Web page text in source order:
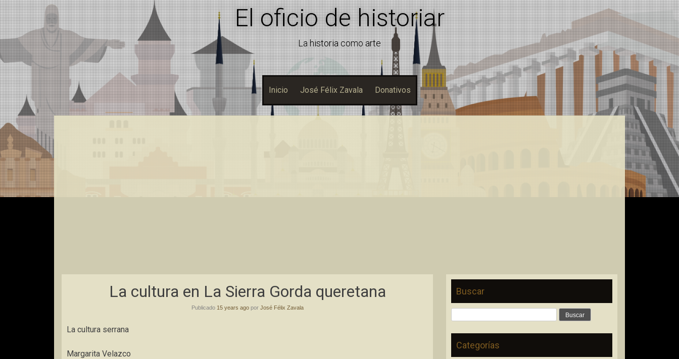
El oficio de historiar
La historia como arte
Inicio José Félix Zavala Donativos
La cultura en La Sierra Gorda queretana
Publicado 15 years agopor José Félix Zavala
La cultura serrana
Margarita Velazco
Buscar
Categorías